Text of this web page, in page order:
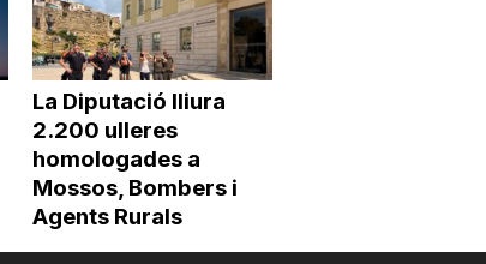
La Diputació lliura
2.200 ulleres
homologades a
Mossos, Bombers i
Agents Rurals